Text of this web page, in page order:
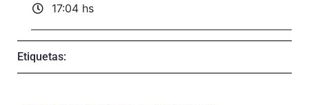
17:04 hs
Etiquetas: